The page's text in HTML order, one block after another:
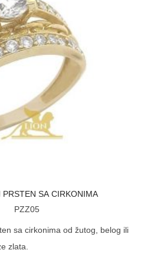
PRSTEN SA CIRKONIMA
PZZ05
sa cirkonima od žutog, belog ili
zlata.